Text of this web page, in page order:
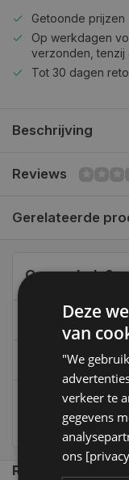
Getoonde prijzen
Op werkdagen
verzonden, tenzij
Tot 30 dagen
Beschrijving
Reviews
Gerelateerde
Can we help?
06-39119169
customers
Recent bekeken
Deze
van
"We
verkeer te
gegevens
ons